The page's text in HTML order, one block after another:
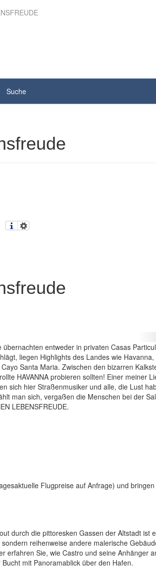
Suche
Lebensfreude
entweder in privaten Casas
liegen Highlights des Landes wie Havanna,
Santa Maria. Zwischen den bizarren
HAVANNA probieren sollten! Einer meiner
sich hier Straßenmusiker und alle, die Lust
man sich, vergaßen die Menschen bei der
LEBENSFREUDE.
Flugpreise auf Anfrage) und
durch die pittoresken Gassen der Altstadt ist
reihenweise andere malerische
erfahren Sie, wie Castro und seine Anhänger
mit Panoramablick über den Hafen.